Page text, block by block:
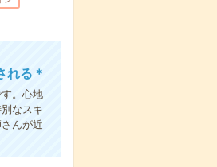
れる＊
。心地
なスキ
んが近